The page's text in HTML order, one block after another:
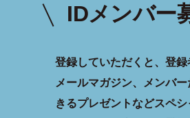
IDメンバー
登録していただくと、登録
メールマガジン、メンバ
きるプレゼントなどスペ